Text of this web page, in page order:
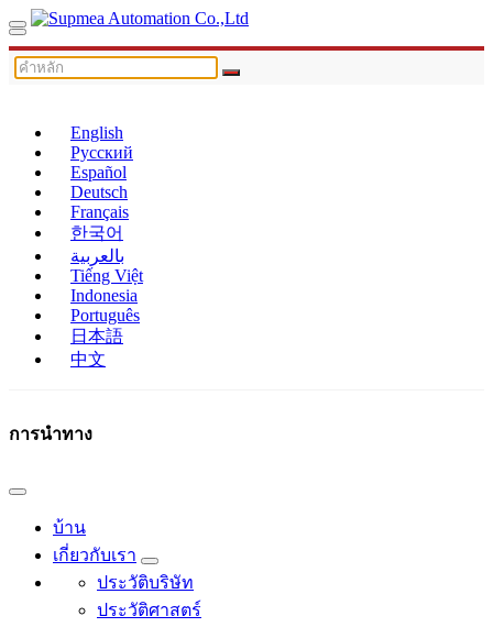
English
Русский
Español
Deutsch
Français
한국어
بالعربية
Tiếng Việt
Indonesia
Português
日本語
中文
การนำทาง
บ้าน
เกี่ยวกับเรา
ประวัติบริษัท
ประวัติศาสตร์